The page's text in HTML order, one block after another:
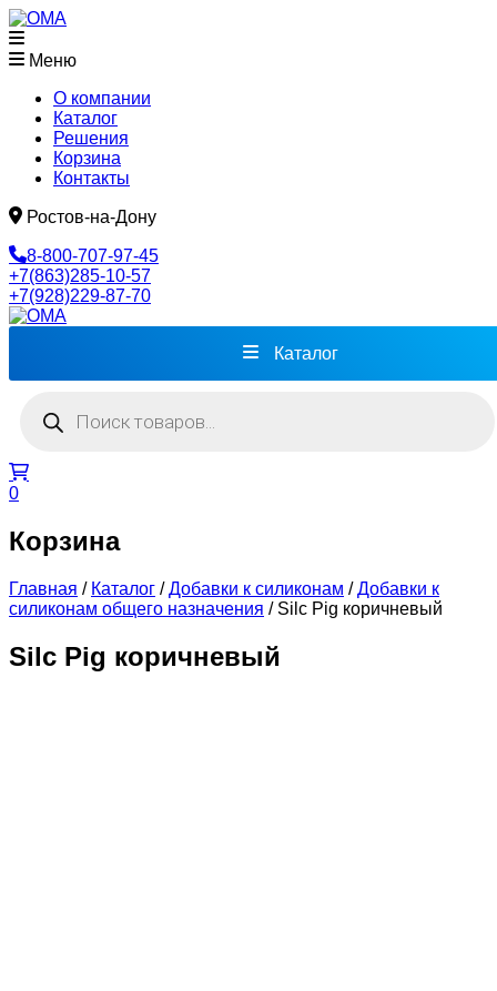
Меню
О компании
Каталог
Решения
Корзина
Контакты
Ростов-на-Дону
8-800-707-97-45
+7(863)285-10-57
+7(928)229-87-70
Каталог
товаров
0
Корзина
Главная / Каталог /Добавки к силиконам /Добавки к
силиконам общего назначения / Silc Pig коричневый
Silc Pig коричневый